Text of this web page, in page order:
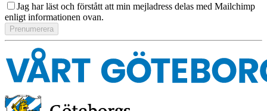
Jag har läst och förstått att min mejladress delas med Mailchimp
enligt informationen ovan.